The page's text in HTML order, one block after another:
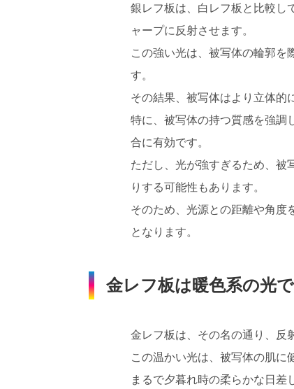
銀レフ板は、白レフ板と比較し
ャープに反射させます。
この強い光は、被写体の輪郭を
す。
その結果、被写体はより立体的
特に、被写体の持つ質感を強調
合に有効です。
ただし、光が強すぎるため、被
りする可能性もあります。
そのため、光源との距離や角度
となります。
金レフ板は暖色系の光
金レフ板は、その名の通り、反
この温かい光は、被写体の肌に
まるで夕暮れ時の柔らかな日差